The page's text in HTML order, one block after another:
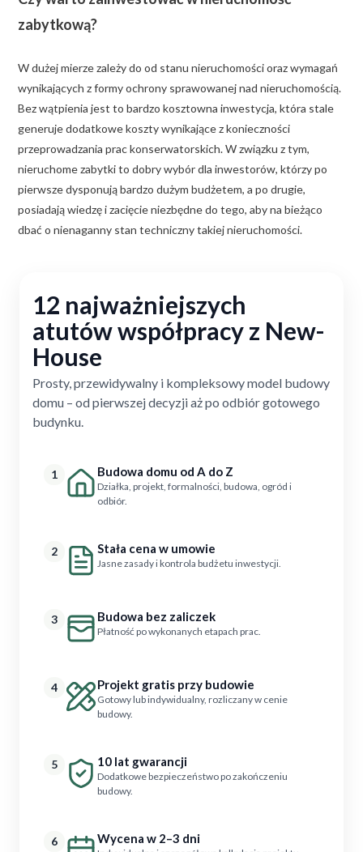
zabytkową?
W dużej mierze zależy do od stanu nieruchomości oraz wymagań
wynikających z formy ochrony sprawowanej nad nieruchomością.
Bez wątpienia jest to bardzo kosztowna inwestycja, która stale
generuje dodatkowe koszty wynikające z konieczności
przeprowadzania prac konserwatorskich. W związku z tym,
nieruchome zabytki to dobry wybór dla inwestorów, którzy po
pierwsze dysponują bardzo dużym budżetem, a po drugie,
posiadają wiedzę i zacięcie niezbędne do tego, aby na bieżąco
dbać o nienaganny stan techniczny takiej nieruchomości.
12 najważniejszych
atutów współpracy z New-
House
Prosty, przewidywalny i kompleksowy model budowy
domu – od pierwszej decyzji aż po odbiór gotowego
budynku.
1 Budowa domu od A do Z
Działka, projekt, formalności, budowa, ogród i
odbiór.
2 Stała cena w umowie
Jasne zasady i kontrola budżetu inwestycji.
3 Budowa bez zaliczek
Płatność po wykonanych etapach prac.
4 Projekt gratis przy budowie
Gotowy lub indywidualny, rozliczany w cenie
budowy.
5 10 lat gwarancji
Dodatkowe bezpieczeństwo po zakończeniu
budowy.
6 Wycena w 2–3 dni